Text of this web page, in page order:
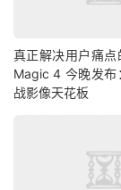
真正解决用户痛点
Magic 4 今晚发布
战影像天花板